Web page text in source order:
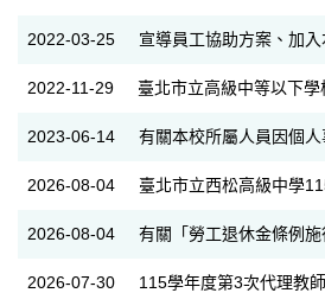
2022-03-25 宣導員工協助方案、加入本市公務人員協會、酒後駕車經警察
2022-11-29 臺北市立高級中等以下學校
2023-06-14 有關本校所屬人員因個人事由(非
2026-08-04 臺北市立西松高級中學115學年度高中部
2026-08-04 有關「勞工退休金條例施行細則」第21條之2、第21條之3、第21條之4，業經勞動部於115年7月
2026-07-30 115學年度第3次代理教師